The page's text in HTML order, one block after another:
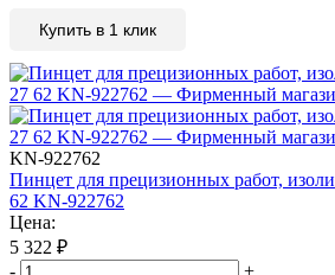
Купить в 1 клик
KN-922762
Пинцет для прецизионных работ,
62 KN-922762
Цена:
5 322 ₽